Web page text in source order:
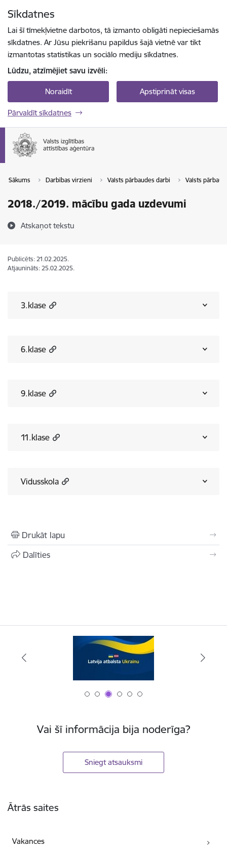
Sīkdatnes
Lai šī tīmekļvietne darbotos, tā izmanto obligāti nepieciešamās
sīkdatnes. Ar Jūsu piekrišanu papildus šajā vietnē var tikt
izmantotas statistikas un sociālo mediju sīkdatnes.
Lūdzu, atzīmējiet savu izvēli:
Noraidīt Apstiprināt visas
Pārvaldīt sīkdatnes
Sākums Darbības virzieni Valsts pārbaudes darbi Valsts
2018./2019. mācību gada uzdevumi
Atskaņot tekstu
Publicēts: 21.02.2025.
Atjaunināts: 25.02.2025.
3.klase
6.klase
9.klase
11.klase
Vidusskola
Drukāt lapu
Dalīties
Vai šī informācija bija noderīga?
Sniegt atsauksmi
Ātrās saites
Vakances